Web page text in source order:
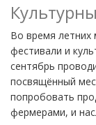
Во время летних
фестивали и
сентябрь
посвящённый
попробовать
фермерами, и